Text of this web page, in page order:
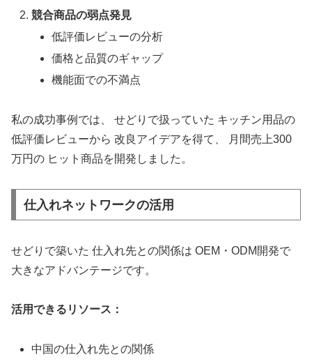
競合商品の弱点発見
低評価レビューの分析
価格と品質のギャップ
機能面での不満点
私の成功事例では、 せどりで扱っていた キッチン用品の
低評価レビューから 改良アイデアを得て、 月間売上300
万円の ヒット商品を開発しました。
仕入れネットワークの活用
せどりで築いた 仕入れ先との関係は OEM・ODM開発で
大きなアドバンテージです。
活用できるリソース：
中国の仕入れ先との関係